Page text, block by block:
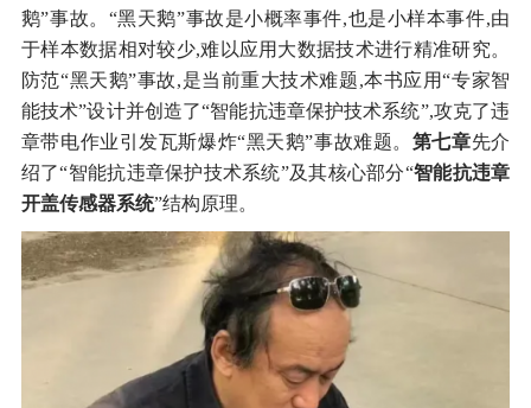
鹅”事故。“黑天鹅”事故是小概率事件,也是小样本事件,由
于样本数据相对较少,难以应用大数据技术进行精准研究。
防范“黑天鹅”事故,是当前重大技术难题,本书应用“专家智
能技术”设计并创造了“智能抗违章保护技术系统”,攻克了违
章带电作业引发瓦斯爆炸“黑天鹅”事故难题。 第七章先介
绍了“智能抗违章保护技术系统”及其核心部分“智能抗违章
开盖传感器系统”结构原理。